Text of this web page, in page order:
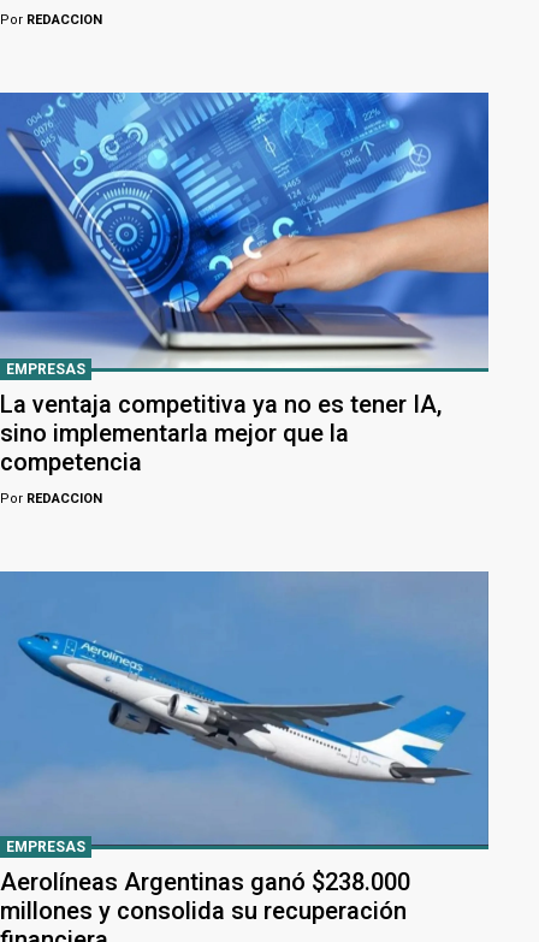
Por REDACCION
EMPRESAS
La ventaja competitiva ya no es tener IA,
sino implementarla mejor que la
competencia
Por REDACCION
EMPRESAS
Aerolíneas Argentinas ganó $238.000
millones y consolida su recuperación